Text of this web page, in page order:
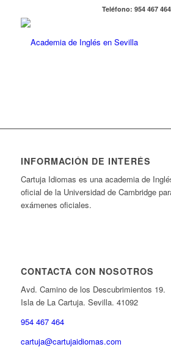
Teléfono: 954 467 464
INFORMACIÓN DE INTERÉS
Cartuja Idiomas es una academia de
oficial de la Universidad de Cambridge
exámenes oficiales.
CONTACTA CON NOSOTROS
Avd. Camino de los Descubrimientos 19.
Isla de La Cartuja. Sevilla. 41092
954 467 464
cartuja@cartujaidiomas.com